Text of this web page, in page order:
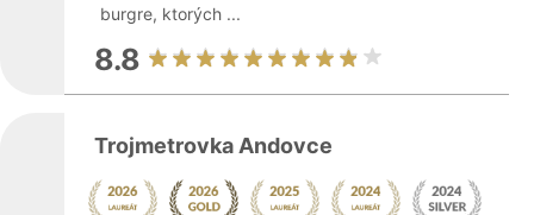
burgre, ktorých ...
8.8
Trojmetrovka Andovce